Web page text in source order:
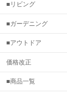
■リビング
■ガーデニング
■アウトドア
価格改正
■商品一覧